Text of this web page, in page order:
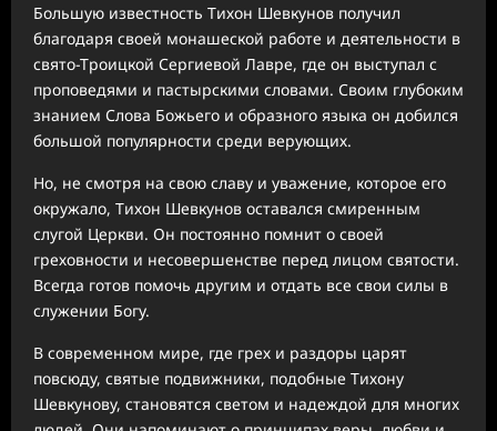
Большую известность Тихон Шевкунов получил
благодаря своей монашеской работе и деятельности в
свято-Троицкой Сергиевой Лавре, где он выступал с
проповедями и пастырскими словами. Своим глубоким
знанием Слова Божьего и образного языка он добился
большой популярности среди верующих.
Но, не смотря на свою славу и уважение, которое его
окружало, Тихон Шевкунов оставался смиренным
слугой Церкви. Он постоянно помнит о своей
греховности и несовершенстве перед лицом святости.
Всегда готов помочь другим и отдать все свои силы в
служении Богу.
В современном мире, где грех и раздоры царят
повсюду, святые подвижники, подобные Тихону
Шевкунову, становятся светом и надеждой для многих